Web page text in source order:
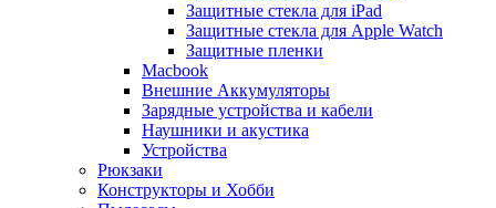
Защитные стекла для iPad
Защитные стекла для Apple Watch
Защитные пленки
Macbook
Внешние Аккумуляторы
Зарядные устройства и кабели
Наушники и акустика
Устройства
Рюкзаки
Конструкторы и Хобби